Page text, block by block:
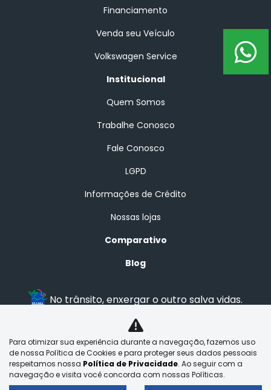
Financiamento
Venda seu Veículo
Volkswagen Service
Institucional
Quem Somos
Trabalhe Conosco
Fale Conosco
LGPD
Informações de Crédito
Nossas lojas
Comparativo
Blog
No trânsito, enxergar o outro salva vidas.
BRASAL VEICULOS LTDA
29.525.970/0001-92
Para otimizar sua experiência durante a navegação, fazemos uso
de nossa Política de Cookies e para proteger seus dados pessoais
respeitamos nossa Política de Privacidade. Ao seguir com a
navegação e visita você concorda com nossas Políticas.